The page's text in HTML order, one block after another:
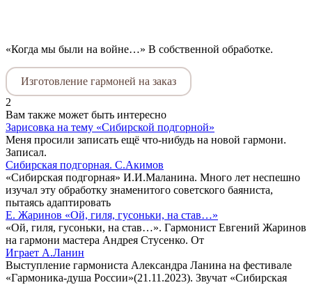
«Когда мы были на войне…» В собственной обработке.
Изготовление гармоней на заказ
2
Вам также может быть интересно
Зарисовка на тему «Сибирской подгорной»
Меня просили записать ещё что-нибудь на новой гармони.
Записал.
Сибирская подгорная. С.Акимов
«Сибирская подгорная» И.И.Маланина. Много лет неспешно
изучал эту обработку знаменитого советского баяниста,
пытаясь адаптировать
Е. Жаринов «Ой, гиля, гусоньки, на став…»
«Ой, гиля, гусоньки, на став…». Гармонист Евгений Жаринов
на гармони мастера Андрея Стусенко. От
Играет А.Ланин
Выступление гармониста Александра Ланина на фестивале
«Гармоника-душа России»(21.11.2023). Звучат «Сибирская